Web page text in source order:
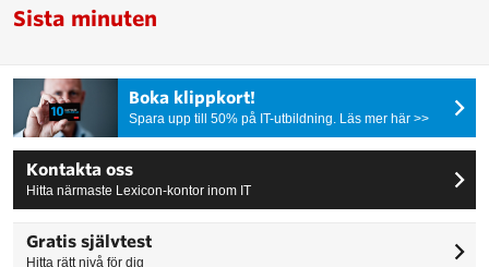
Sista minuten
Boka klippkort!
Spara upp till 50% på IT-utbildning. Läs mer här >>
Kontakta oss
Hitta närmaste Lexicon-kontor inom IT
Gratis självtest
Hitta rätt nivå för dig